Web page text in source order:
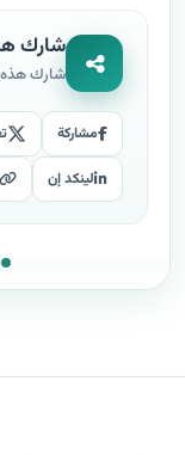
شارك
شارك هذه
مشاركة
لينكد إن